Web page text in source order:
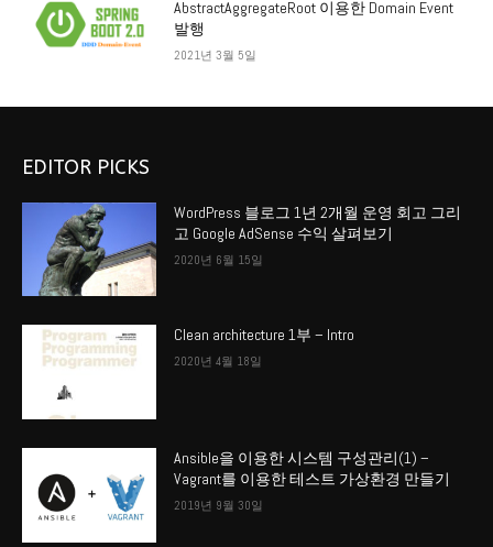
AbstractAggregateRoot 이용한 Domain Event
발행
2021년 3월 5일
EDITOR PICKS
WordPress 블로그 1년 2개월 운영 회고 그리
고 Google AdSense 수익 살펴보기
2020년 6월 15일
Clean architecture 1부 – Intro
2020년 4월 18일
Ansible을 이용한 시스템 구성관리(1) –
Vagrant를 이용한 테스트 가상환경 만들기
2019년 9월 30일